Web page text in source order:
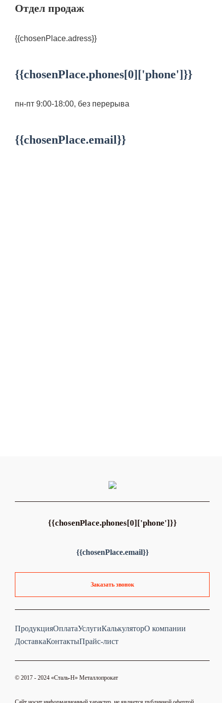
Отдел продаж
{{chosenPlace.phones[0]['phone']}}
{{chosenPlace.email}}
{{chosenPlace.adress}}
пн-пт 9:00-18:00, без перерыва
ПродукцияОплатаУслугиКалькуляторО компании
ДоставкаКонтактыПрайс-лист
{{chosenPlace.phones[0]['phone']}}
{{chosenPlace.email}}
Заказать звонок
© 2017 - 2024 «Cталь-Н» Металлопрокат